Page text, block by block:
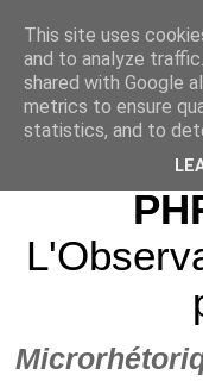
This site uses
and to analyze
shared with Google
metrics to ensure
statistics, and to